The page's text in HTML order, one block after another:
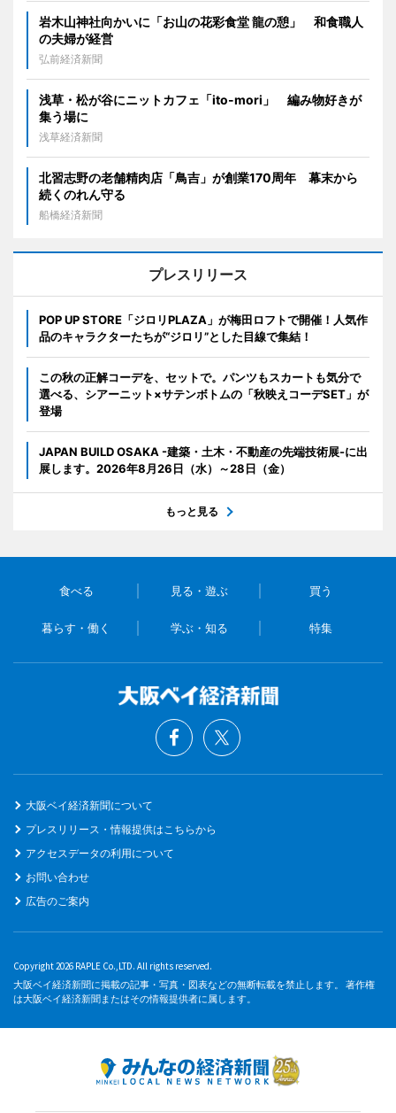
岩木山神社向かいに「お山の花彩食堂 龍の憩」 和食職人
の夫婦が経営
弘前経済新聞
浅草・松が谷にニットカフェ「ito-mori」 編み物好きが
集う場に
浅草経済新聞
北習志野の老舗精肉店「鳥吉」が創業170周年 幕末から
続くのれん守る
船橋経済新聞
プレスリリース
POP UP STORE「ジロリPLAZA」が梅田ロフトで開催！人気作
品のキャラクターたちが“ジロリ”とした目線で集結！
この秋の正解コーデを、セットで。パンツもスカートも気分で
選べる、シアーニット×サテンボトムの「秋映えコーデSET」が
登場
JAPAN BUILD OSAKA -建築・土木・不動産の先端技術展-に出
展します。2026年8月26日（水）～28日（金）
もっと見る
食べる 見る・遊ぶ 買う
暮らす・働く 学ぶ・知る 特集
大阪ベイ経済新聞について
プレスリリース・情報提供はこちらから
アクセスデータの利用について
お問い合わせ
広告のご案内
Copyright 2026 RAPLE Co.,LTD. All rights reserved.
大阪ベイ経済新聞に掲載の記事・写真・図表などの無断転載を禁止します。 著作権
は大阪ベイ経済新聞またはその情報提供者に属します。